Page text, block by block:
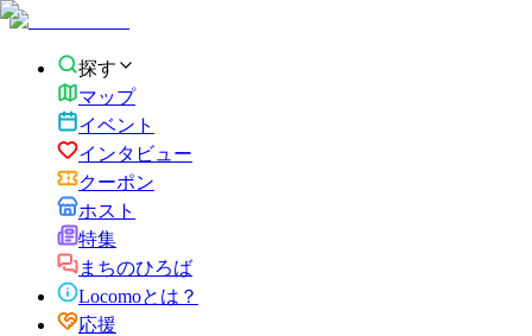
探す
マップ
イベント
インタビュー
クーポン
ホスト
特集
まちのひろば
Locomoとは？
応援